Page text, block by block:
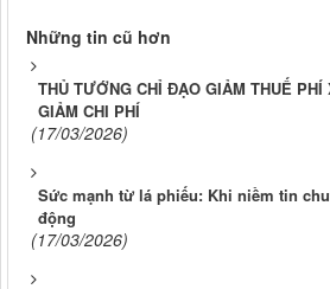
Những tin cũ hơn
THỦ TƯỚNG CHỈ ĐẠO GIẢM THUẾ
GIẢM CHI PHÍ
(17/03/2026)
Sức mạnh từ lá phiếu: Khi niềm tin
động
(17/03/2026)